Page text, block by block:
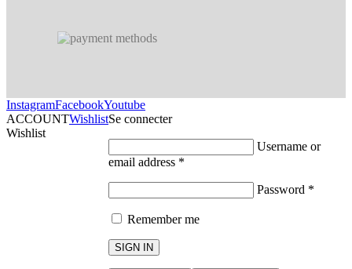
InstagramFacebookYoutube
ACCOUNT
Wishlist
WishlistSe connecter
Username or
email address *
Password *
Remember me
SIGN IN